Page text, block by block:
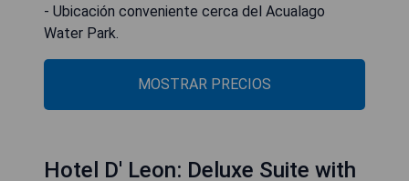
- Ubicación conveniente cerca del Acualago
Water Park.
MOSTRAR PRECIOS
Hotel D' Leon: Deluxe Suite with